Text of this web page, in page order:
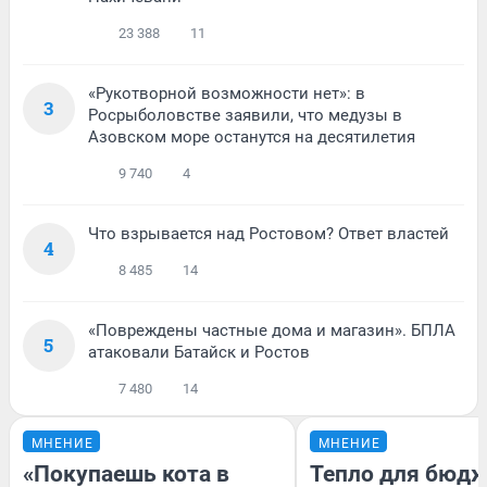
23 388 11
3
«Рукотворной возможности нет»: в
Росрыболовстве заявили, что медузы в
Азовском море останутся на десятилетия
9 740 4
4
Что взрывается над Ростовом? Ответ властей
8 485 14
5
«Повреждены частные дома и магазин». БПЛА
атаковали Батайск и Ростов
7 480 14
МНЕНИЕ
«Покупаешь кота в
МНЕНИЕ
Тепло для